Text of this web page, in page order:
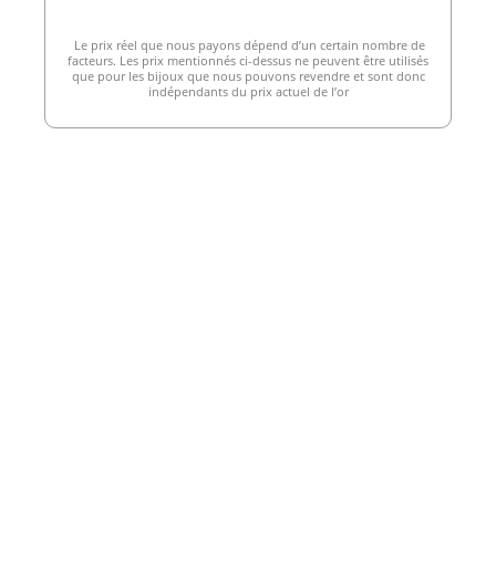
Le prix réel que nous payons dépend d’un certain nombre de
facteurs. Les prix mentionnés ci-dessus ne peuvent être utilisés
que pour les bijoux que nous pouvons revendre et sont donc
indépendants du prix actuel de l’or